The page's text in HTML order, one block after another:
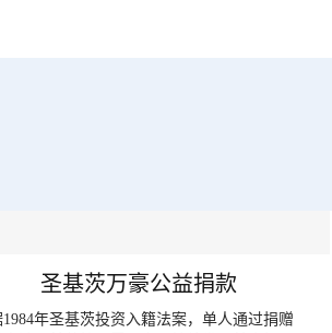
圣基茨万豪公益捐款
1984年圣基茨投资入籍法案，单人通过捐赠